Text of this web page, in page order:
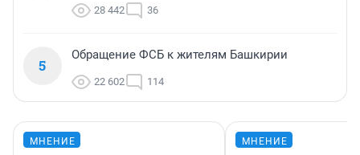
28 442 36
5
Обращение ФСБ к жителям Башкирии
22 602 114
МНЕНИЕ МНЕНИЕ